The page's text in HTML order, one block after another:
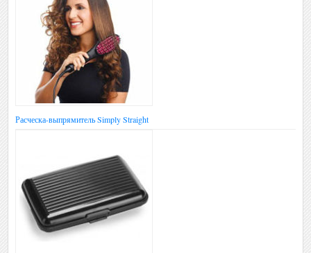
Расческа-выпрямитель Simply Straight